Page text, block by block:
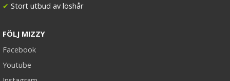
✔ Stort utbud av löshår
FÖLJ MIZZY
Facebook
Youtube